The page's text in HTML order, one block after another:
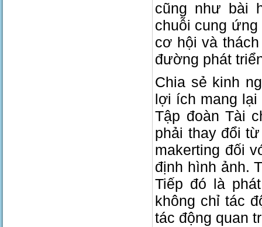
cũng như bài
chuỗi cung ứng
cơ hội và
đường phát
Chia sẻ kinh
lợi ích mang
Tập đoàn Tài
phải thay đổi
makerting đối
định hình ảnh.
Tiếp đó là
không chỉ tác
tác động quan